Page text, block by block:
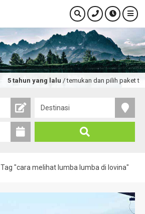
5 tahun yang lalu/ temukan dan pilih paket tour
Tag "cara melihat lumba lumba di lovina"